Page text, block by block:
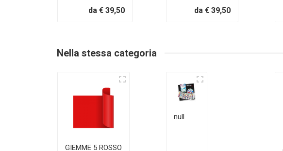
da € 39,50 da € 39,50
Nella stessa categoria
GIEMME 5 ROSSO
null